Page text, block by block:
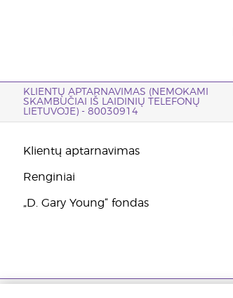
KLIENTŲ APTARNAVIMAS (NEMOKAMI
SKAMBUČIAI IŠ LAIDINIŲ TELEFONŲ
LIETUVOJE) - 80030914
Klientų aptarnavimas
Renginiai
„D. Gary Young“ fondas